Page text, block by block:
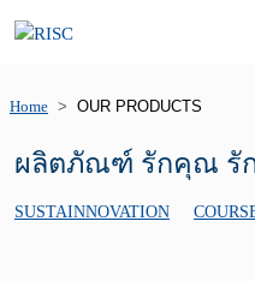
Home OUR PRODUCTS
ผลิตภัณฑ์ รักคุณ รั
SUSTAINNOVATION